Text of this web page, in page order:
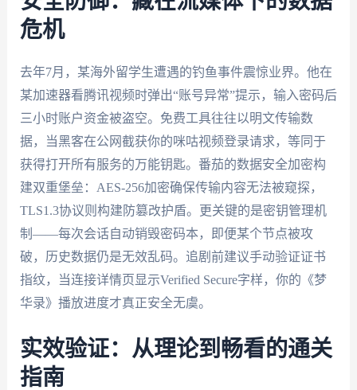
危机
去年7月，某海外留学生遭遇的钓鱼事件震惊业界。他在
某加速器看腾讯视频时弹出“账号异常”提示，输入密码后
三小时账户资金被盗空。免费工具往往以明文传输数
据，当黑客在公网截获你的咪咕视频登录请求，等同于
获得打开所有服务的万能钥匙。番茄的数据安全加密构
建双重堡垒：AES-256加密确保传输内容无法被窥探，
TLS1.3协议则构建防篡改护盾。更关键的是密钥管理机
制——每次会话自动销毁密码本，即便某个节点被攻
破，历史数据仍是无效乱码。追剧前建议手动验证证书
指纹，当连接详情页显示Verified Secure字样，你的《梦
华录》播放进度才真正安全无虞。
实效验证：从理论到畅看的通关
指南